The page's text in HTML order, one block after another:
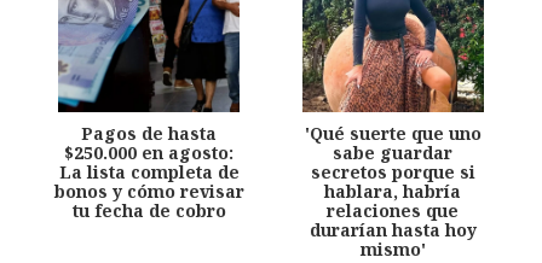
Pagos de hasta
$250.000 en agosto:
La lista completa de
bonos y cómo revisar
tu fecha de cobro
'Qué suerte que uno
sabe guardar
secretos porque si
hablara, habría
relaciones que
durarían hasta hoy
mismo'